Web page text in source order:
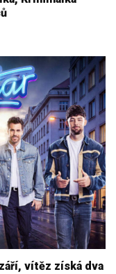
vítěz získá dva